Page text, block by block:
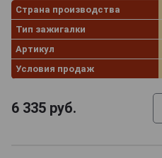
Страна производства
Тип зажигалки
Артикул
Условия продаж
6 335 руб.